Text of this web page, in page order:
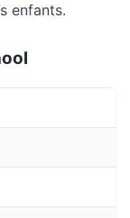
enfants.